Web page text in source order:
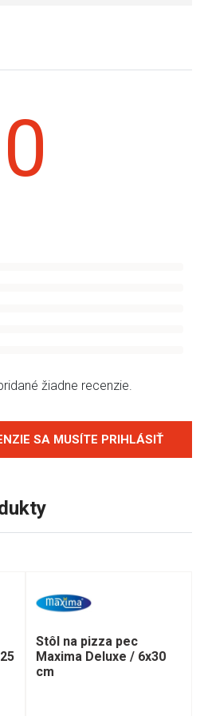
0
žiadne recenzie.
SA MUSÍTE PRIHLÁSIŤ
Stôl na pizza pec
Maxima Deluxe / 6x30
cm